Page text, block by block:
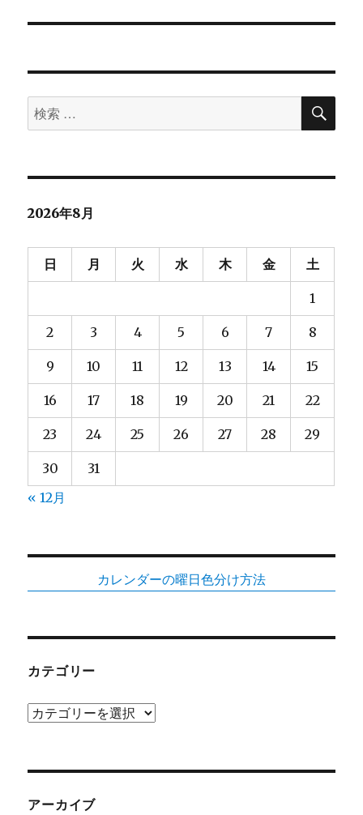
検
索
象:
検
2026年8月
日 月 火 水 木 金 土
1
2 3 4 5 6 7 8
9 10 11 12 13 14 15
16 17 18 19 20 21 22
23 24 25 26 27 28 29
30
31
« 12月
カレンダーの曜日色分け方法
カテゴリー
カ
ー
アーカイブ